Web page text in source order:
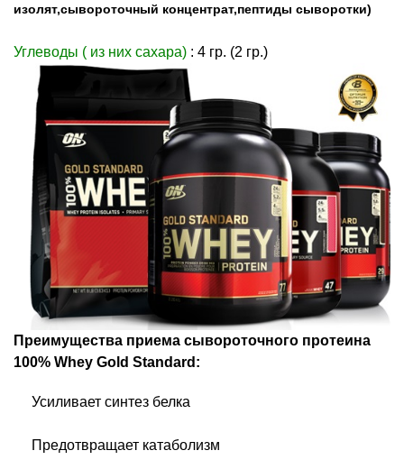
изолят,сывороточный концентрат,пептиды сыворотки)
Углеводы ( из них сахара) : 4 гр. (2 гр.)
Преимущества приема сывороточного протеина
100% Whey Gold Standard:
Усиливает синтез белка
Предотвращает катаболизм